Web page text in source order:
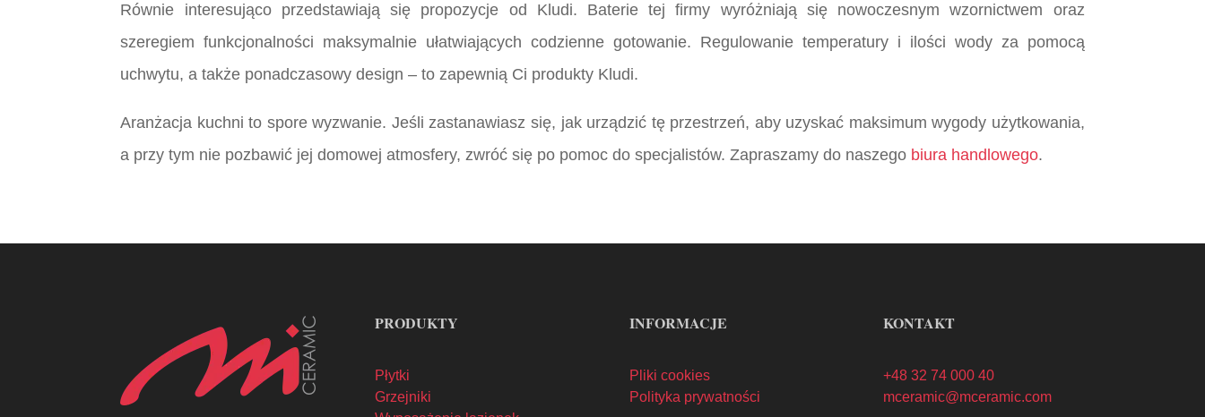
Równie interesująco przedstawiają się propozycje od Kludi. Baterie tej firmy wyróżniają się nowoczesnym wzornictwem oraz
szeregiem funkcjonalności maksymalnie ułatwiających codzienne gotowanie. Regulowanie temperatury i ilości wody za pomocą
uchwytu, a także ponadczasowy design – to zapewnią Ci produkty Kludi.
Aranżacja kuchni to spore wyzwanie. Jeśli zastanawiasz się, jak urządzić tę przestrzeń, aby uzyskać maksimum wygody użytkowania,
a przy tym nie pozbawić jej domowej atmosfery, zwróć się po pomoc do specjalistów. Zapraszamy do naszego biura handlowego.
PRODUKTY
Płytki
Grzejniki
INFORMACJE
Pliki cookies
Polityka prywatności
KONTAKT
+48 32 74 000 40
mceramic@mceramic.com